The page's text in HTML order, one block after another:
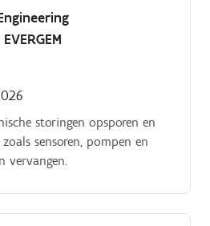
EVERGEM
storingen opsporen en
sensoren, pompen en
vervangen.